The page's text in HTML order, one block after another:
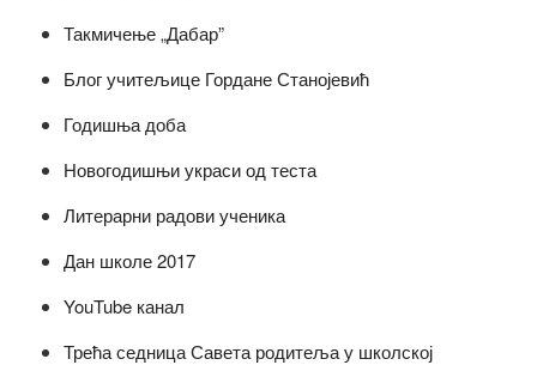
Такмичење „Дабар”
Блог учитељице Гордане Станојевић
Годишња доба
Новогодишњи украси од теста
Литерарни радови ученика
Дан школе 2017
YouTube канал
Трећа седница Савета родитеља у школској